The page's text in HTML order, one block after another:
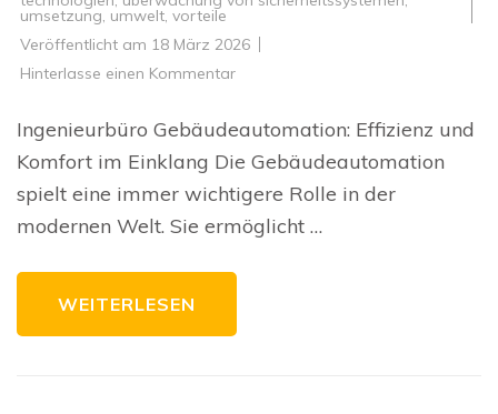
umsetzung umwelt vorteile
Veröffentlicht am 18 März 2026
Hinterlasse einen Kommentarzu
das
Komfort
Sicherheit
im
Fokus
Ingenieurbüro Gebäudeautomation: Effizienz und
Komfort im Einklang Die Gebäudeautomation
spielt eine immer wichtigere Rolle in der
modernen Welt. Sie ermöglicht …
WEITERLESEN